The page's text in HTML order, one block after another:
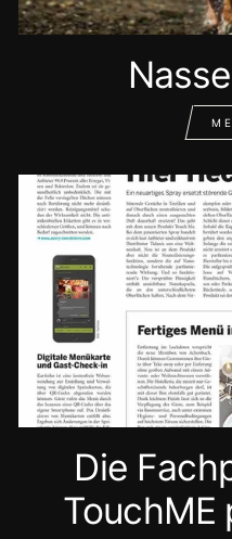
Die
TouchME